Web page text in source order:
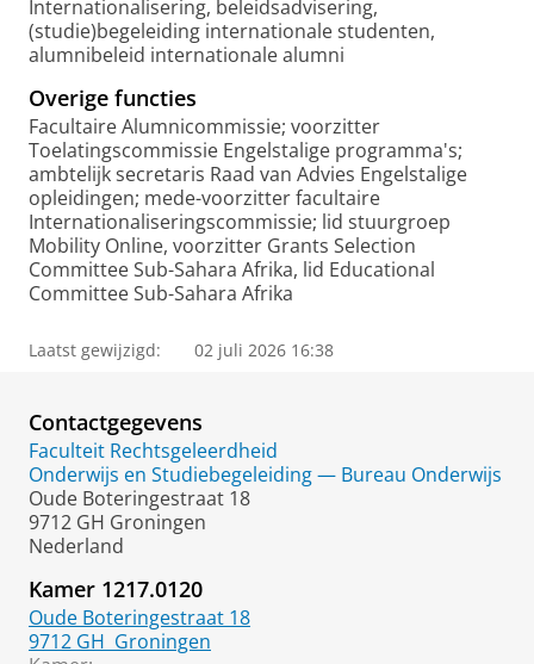
Internationalisering, beleidsadvisering,
(studie)begeleiding internationale studenten,
alumnibeleid internationale alumni
Overige functies
Facultaire Alumnicommissie; voorzitter
Toelatingscommissie Engelstalige programma's;
ambtelijk secretaris Raad van Advies Engelstalige
opleidingen; mede-voorzitter facultaire
Internationaliseringscommissie; lid stuurgroep
Mobility Online, voorzitter Grants Selection
Committee Sub-Sahara Afrika, lid Educational
Committee Sub-Sahara Afrika
Laatst gewijzigd: 02 juli 2026 16:38
Contactgegevens
Faculteit Rechtsgeleerdheid
Onderwijs en Studiebegeleiding — Bureau Onderwijs
Oude Boteringestraat 18
9712 GH Groningen
Nederland
Kamer 1217.0120
Oude Boteringestraat 18
9712 GH Groningen